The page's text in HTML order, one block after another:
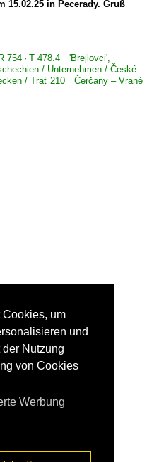
15.02.25 in Pecerady. Gruß
754 · T 478.4 'Brejlovci',
/ Unternehmen / České
/ Trať 210 Čerčany – Vrané
um
und
Nutzung
von Cookies
Werbung